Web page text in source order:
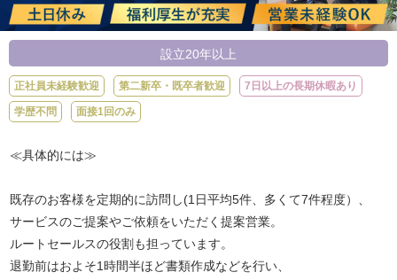
設立20年以上
正社員未経験歓迎 第二新卒・既卒者歓迎 7日以上の長期休暇あり
学歴不問 面接1回のみ
≪具体的には≫
既存のお客様を定期的に訪問し(1日平均5件、多くて7件程度）、
サービスのご提案やご依頼をいただく提案営業。
ルートセールスの役割も担っています。
退勤前はおよそ1時間半ほど書類作成などを行い、